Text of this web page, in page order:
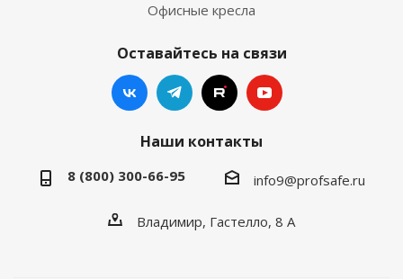
Офисные кресла
Оставайтесь на связи
Наши контакты
8 (800) 300-66-95 info9@profsafe.ru
Владимир, Гастелло, 8 А